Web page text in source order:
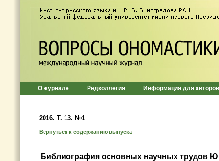
О журнале Редколлегия Информация для авторов
2016. T. 13. №1
Вернуться к содержанию выпуска
Библиография основных научных трудов